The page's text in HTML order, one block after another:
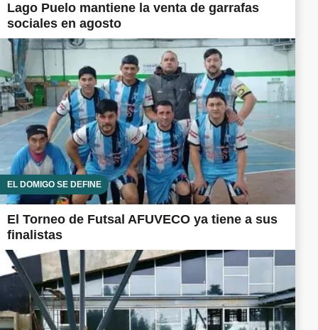
Lago Puelo mantiene la venta de garrafas
sociales en agosto
EL DOMIGO SE DEFINE
El Torneo de Futsal AFUVECO ya tiene a sus
finalistas